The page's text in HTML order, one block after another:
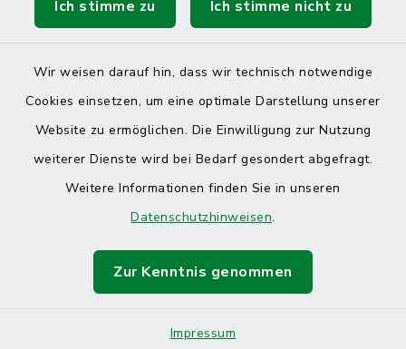
Ich stimme zu Ich stimme nicht zu
Wir weisen darauf hin, dass wir technisch notwendige
Cookies einsetzen, um eine optimale Darstellung unserer
Website zu ermöglichen. Die Einwilligung zur Nutzung
weiterer Dienste wird bei Bedarf gesondert abgefragt.
Weitere Informationen finden Sie in unseren
Datenschutzhinweisen.
Zur Kenntnis genommen
Impressum
Kontakt
Datenschutz
Impressum
Sitemap
Cookie-Einstellungen